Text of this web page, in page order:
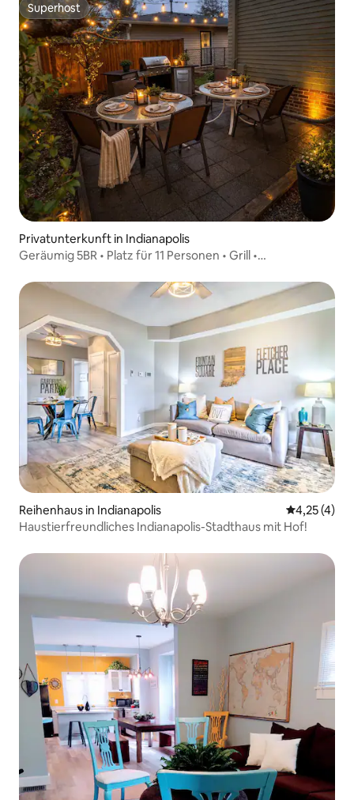
Superhost
Superhost
Privatunterkunft in Indianapolis
Geräumig 5BR • Platz für 11 Personen • Grill •
Reihenhaus in Indianapolis
4,25 (4)
Haustierfreundliches Indianapolis-Stadthaus mit Hof!